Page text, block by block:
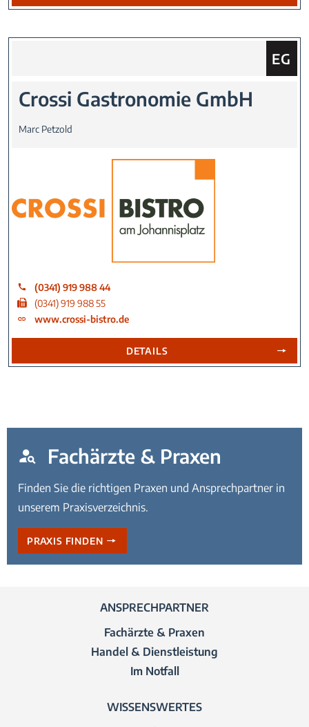
EG
Sie
Crossi Gastronomie GmbH
Marc Petzold
(0341) 919 988 44
(0341) 919 988 55
www.crossi-bistro.de
DETAILS
Fachärzte & Praxen
Finden Sie die richtigen Praxen und Ansprechpartner in
unserem Praxisverzeichnis.
PRAXIS FINDEN
ANSPRECHPARTNER
Fachärzte & Praxen
Handel & Dienstleistung
Im Notfall
WISSENSWERTES